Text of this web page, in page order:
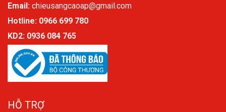
Email: chieusangcaoap@gmail.com
Hotline: 0966 699 780
KD2: 0936 084 765
HỖ TRỢ